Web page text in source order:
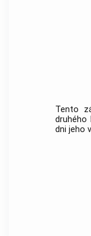
Tento
druhého
dni jeho